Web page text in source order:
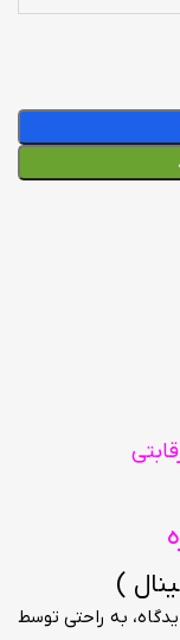
رقابتی
)
به راحتی توسط